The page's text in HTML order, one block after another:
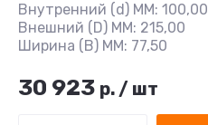
Внутренний (d) ММ: 100,00
Внешний (D) ММ: 215,00
Ширина (B) MM: 77,50
30 923 р. / шт